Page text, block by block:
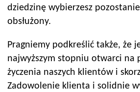
dziedzinę wybierzesz
obsłużony.
Pragniemy podkreślić także, że
najwyższym stopniu otwarci na
życzenia naszych klientów i
Zadowolenie klienta i solidnie